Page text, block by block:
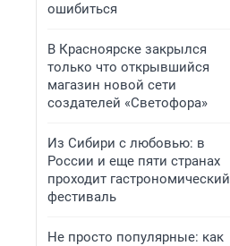
ошибиться
В Красноярске закрылся
только что открывшийся
магазин новой сети
создателей «Светофора»
Из Сибири с любовью: в
России и еще пяти странах
проходит гастрономический
фестиваль
Не просто популярные: как